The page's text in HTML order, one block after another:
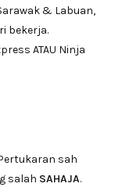
& Labuan,
bekerja.
ATAU Ninja
sah
salah SAHAJA.